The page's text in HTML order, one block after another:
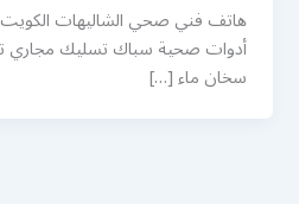
هاتف فني صحي الشاليهات
أدوات صحية سباك تسليك مجاري
سخان ماء […]